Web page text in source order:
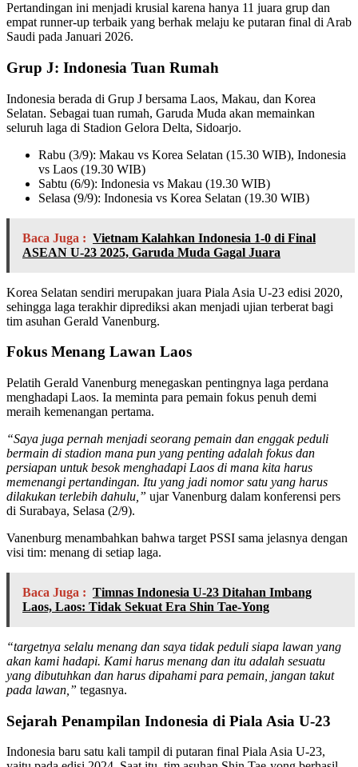
Pertandingan ini menjadi krusial karena hanya 11 juara grup dan
empat runner-up terbaik yang berhak melaju ke putaran final di Arab
Saudi pada Januari 2026.
Grup J: Indonesia Tuan Rumah
Indonesia berada di Grup J bersama Laos, Makau, dan Korea
Selatan. Sebagai tuan rumah, Garuda Muda akan memainkan
seluruh laga di Stadion Gelora Delta, Sidoarjo.
Rabu (3/9): Makau vs Korea Selatan (15.30 WIB), Indonesia
vs Laos (19.30 WIB)
Sabtu (6/9): Indonesia vs Makau (19.30 WIB)
Selasa (9/9): Indonesia vs Korea Selatan (19.30 WIB)
Baca Juga : Vietnam Kalahkan Indonesia 1-0 di Final
ASEAN U-23 2025, Garuda Muda Gagal Juara
Korea Selatan sendiri merupakan juara Piala Asia U-23 edisi 2020,
sehingga laga terakhir diprediksi akan menjadi ujian terberat bagi
tim asuhan Gerald Vanenburg.
Fokus Menang Lawan Laos
Pelatih Gerald Vanenburg menegaskan pentingnya laga perdana
menghadapi Laos. Ia meminta para pemain fokus penuh demi
meraih kemenangan pertama.
“Saya juga pernah menjadi seorang pemain dan enggak peduli
bermain di stadion mana pun yang penting adalah fokus dan
persiapan untuk besok menghadapi Laos di mana kita harus
memenangi pertandingan. Itu yang jadi nomor satu yang harus
dilakukan terlebih dahulu,” ujar Vanenburg dalam konferensi pers
di Surabaya, Selasa (2/9).
Vanenburg menambahkan bahwa target PSSI sama jelasnya dengan
visi tim: menang di setiap laga.
Baca Juga : Timnas Indonesia U-23 Ditahan Imbang
Laos, Laos: Tidak Sekuat Era Shin Tae-Yong
“targetnya selalu menang dan saya tidak peduli siapa lawan yang
akan kami hadapi. Kami harus menang dan itu adalah sesuatu
yang dibutuhkan dan harus dipahami para pemain, jangan takut
pada lawan,” tegasnya.
Sejarah Penampilan Indonesia di Piala Asia U-23
Indonesia baru satu kali tampil di putaran final Piala Asia U-23,